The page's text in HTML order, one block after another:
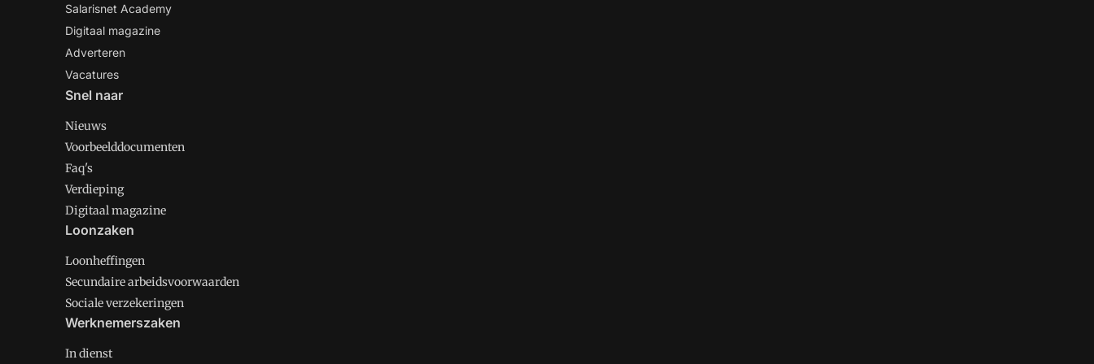
Salarisnet Academy
Digitaal magazine
Adverteren
Vacatures
Snel naar
Nieuws
Voorbeelddocumenten
Faq's
Verdieping
Digitaal magazine
Loonzaken
Loonheffingen
Secundaire arbeidsvoorwaarden
Sociale verzekeringen
Werknemerszaken
In dienst